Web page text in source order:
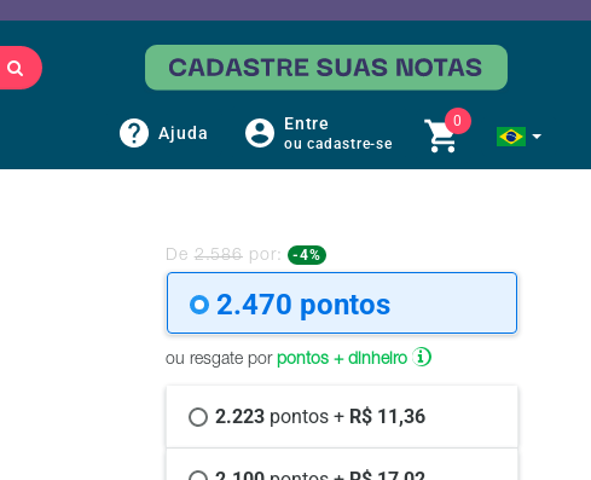
Ajuda Entre
ou cadastre-se
0
De 2.586 por: -4%
2.470 pontos
ou resgate por pontos + dinheiro
2.223 pontos + R$ 11,36